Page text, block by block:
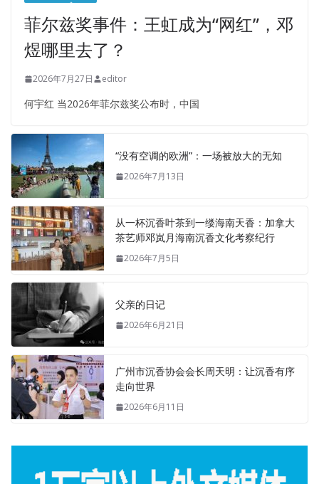
菲尔兹奖事件：王虹成为“网红”，邓
煜哪里去了？
2026年7月27日 editor
何宇红 当2026年菲尔兹奖公布时，中国
“没有空调的欧洲”：一场被放大的无知
2026年7月13日
从一杯沉香叶茶到一缕海南天香：加拿大
茶艺师邓岚月海南沉香文化考察纪行
2026年7月5日
父亲的日记
2026年6月21日
广州市沉香协会会长周天明：让沉香有序
走向世界
2026年6月11日